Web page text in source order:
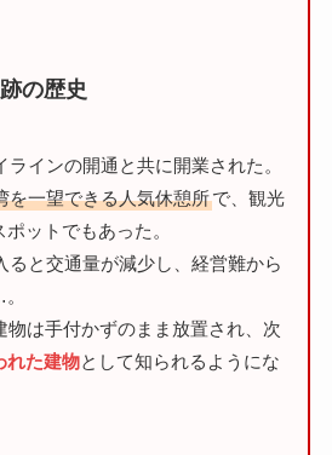
の歴史
インの開通と共に開業された。
を一望できる人気休憩所で、観光
ットでもあった。
ると交通量が減少し、経営難から
物は手付かずのまま放置され、次
れた建物として知られるようにな